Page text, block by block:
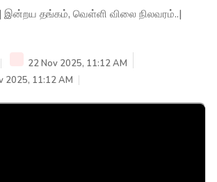
| இன்றய தங்கம், வெள்ளி விலை நிலவரம்..|
22 Nov 2025, 11:12 AM
2025, 11:12 AM